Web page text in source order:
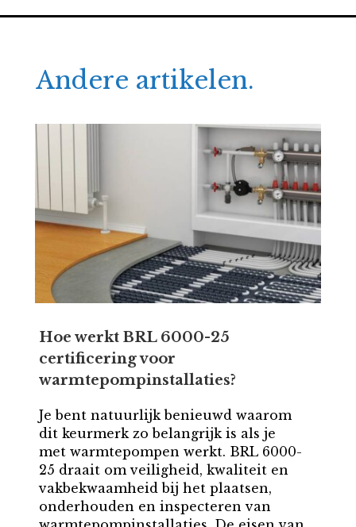
Andere artikelen.
Hoe werkt BRL 6000-25
certificering voor
warmtepompinstallaties?
Je bent natuurlijk benieuwd waarom
dit keurmerk zo belangrijk is als je
met warmtepompen werkt. BRL 6000-
25 draait om veiligheid, kwaliteit en
vakbekwaamheid bij het plaatsen,
onderhouden en inspecteren van